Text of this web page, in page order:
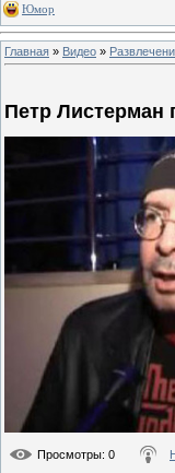
Юмор
Главная » Видео »
Петр Листерман
Просмотры: 0